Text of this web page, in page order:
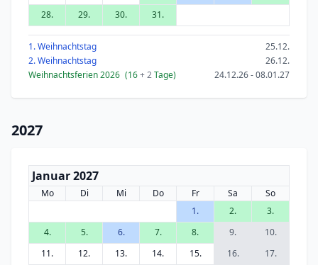
28.
29. 30. 31.
1. Weihnachtstag
25.12.
2. Weihnachtstag
26.12.
Weihnachtsferien 2026 (16+ 2Tage) 24.12.26 - 08.01.27
2027
Januar 2027
Mo Di Mi Do Fr Sa
So
1.
2.
3.
4.
5. 6. 7. 8. 9.
10.
11.
12. 13. 14. 15. 16.
17.